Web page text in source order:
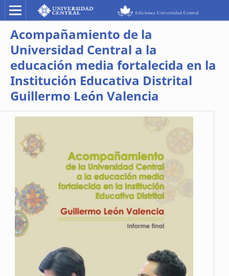
Acompañamiento de la
Universidad Central a la
educación media fortalecida en la
Institución Educativa Distrital
Guillermo León Valencia